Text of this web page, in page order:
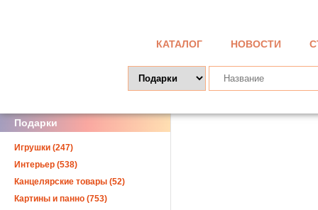
КАТАЛОГ НОВОСТИ
Подарки
Игрушки (247)
Интерьер (538)
Канцелярские товары (52)
Картины и панно (753)